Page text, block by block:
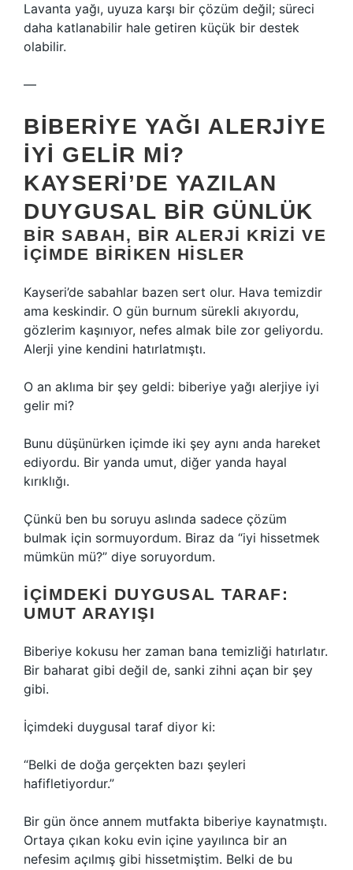
Lavanta yağı, uyuza karşı bir çözüm değil; süreci
daha katlanabilir hale getiren küçük bir destek
olabilir.
—
BIBERIYE YAĞI ALERJIYE
İYI GELIR MI?
KAYSERI’DE YAZILAN
DUYGUSAL BIR GÜNLÜK
BIR SABAH, BIR ALERJI KRIZI VE
İÇIMDE BIRIKEN HISLER
Kayseri’de sabahlar bazen sert olur. Hava temizdir
ama keskindir. O gün burnum sürekli akıyordu,
gözlerim kaşınıyor, nefes almak bile zor geliyordu.
Alerji yine kendini hatırlatmıştı.
O an aklıma bir şey geldi: biberiye yağı alerjiye iyi
gelir mi?
Bunu düşünürken içimde iki şey aynı anda hareket
ediyordu. Bir yanda umut, diğer yanda hayal
kırıklığı.
Çünkü ben bu soruyu aslında sadece çözüm
bulmak için sormuyordum. Biraz da “iyi hissetmek
mümkün mü?” diye soruyordum.
İÇIMDEKI DUYGUSAL TARAF:
UMUT ARAYIŞI
Biberiye kokusu her zaman bana temizliği hatırlatır.
Bir baharat gibi değil de, sanki zihni açan bir şey
gibi.
İçimdeki duygusal taraf diyor ki:
“Belki de doğa gerçekten bazı şeyleri
hafifletiyordur.”
Bir gün önce annem mutfakta biberiye kaynatmıştı.
Ortaya çıkan koku evin içine yayılınca bir an
nefesim açılmış gibi hissetmiştim. Belki de bu